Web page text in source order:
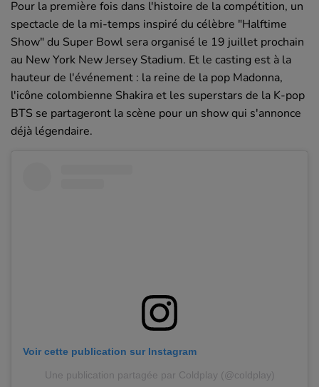
Pour la première fois dans l'histoire de la compétition, un
spectacle de la mi-temps inspiré du célèbre "Halftime
Show" du Super Bowl sera organisé le 19 juillet prochain
au New York New Jersey Stadium. Et le casting est à la
hauteur de l'événement : la reine de la pop Madonna,
l'icône colombienne Shakira et les superstars de la K-pop
BTS se partageront la scène pour un show qui s'annonce
déjà légendaire.
Voir cette publication sur Instagram
Une publication partagée par Coldplay (@coldplay)